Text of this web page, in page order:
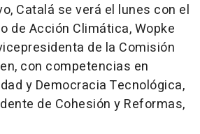
Catalá se verá el lunes con el
de Acción Climática, Wopke
de la Comisión
con competencias en
y Democracia Tecnológica,
de Cohesión y Reformas,